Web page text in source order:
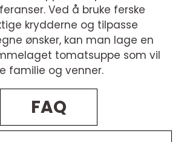
Ved å bruke ferske
krydderne og tilpasse
ønsker, kan man lage en
tomatsuppe som vil
familie og venner.
FAQ